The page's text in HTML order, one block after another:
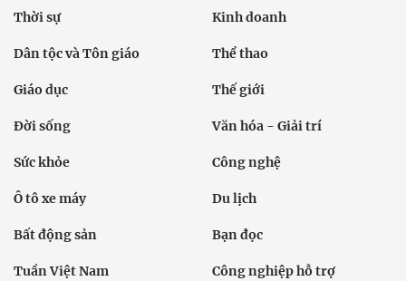
Thời sự Kinh doanh
Dân tộc và Tôn giáo Thể thao
Giáo dục Thế giới
Đời sống Văn hóa - Giải trí
Sức khỏe Công nghệ
Ô tô xe máy Du lịch
Bất động sản Bạn đọc
Tuần Việt Nam Công nghiệp hỗ trợ